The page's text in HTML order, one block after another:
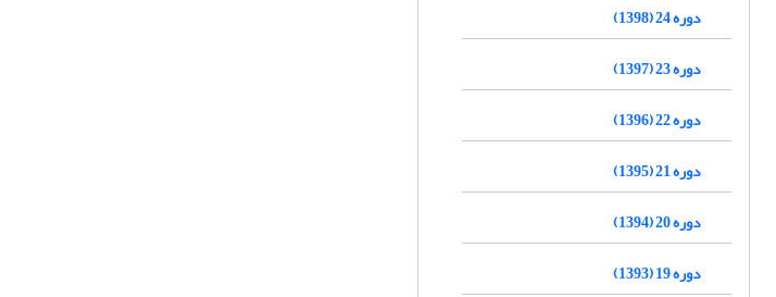
دوره 24 (1398)
دوره 23 (1397)
دوره 22 (1396)
دوره 21 (1395)
دوره 20 (1394)
دوره 19 (1393)